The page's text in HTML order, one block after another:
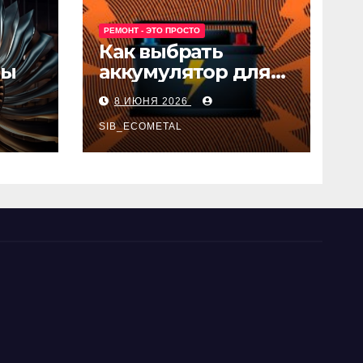
РЕМОНТ - ЭТО ПРОСТО
Как выбрать
аккумулятор для
авто
8 ИЮНЯ 2026
SIB_ECOMETAL